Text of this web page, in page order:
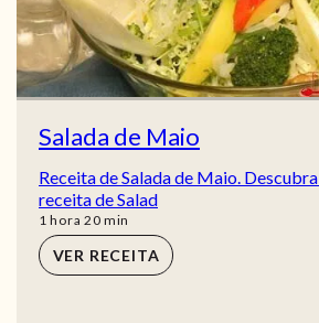
Salada de Maio
Receita de Salada de Maio.
receita de Salad
1 hora
hora 20min
min
VER RECEITA